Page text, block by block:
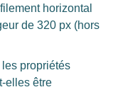
horizontal
de 320 px (hors
propriétés
elles être